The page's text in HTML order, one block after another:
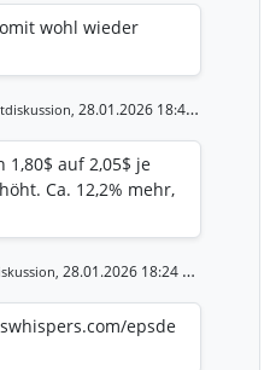
wohl wieder
28.01.2026 18:49 Uhr
1,80$ auf 2,05$ je
Ca. 12,2% mehr,
28.01.2026 18:24 Uhr
epsde